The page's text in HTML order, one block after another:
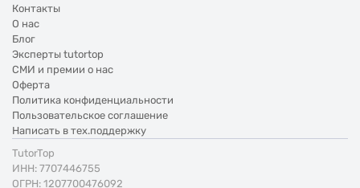
Контакты
О нас
Блог
Эксперты tutortop
СМИ и премии о нас
Оферта
Политика конфиденциальности
Пользовательское соглашение
Написать в тех.поддержку
TutorTop
ИНН: 7707446755
ОГРН: 1207700476092